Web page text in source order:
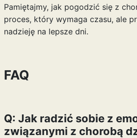
Pamiętajmy, jak pogodzić się z
proces, który wymaga czasu, ale
nadzieję na lepsze dni.
FAQ
Q: Jak radzić sobie z
związanymi z chorobą